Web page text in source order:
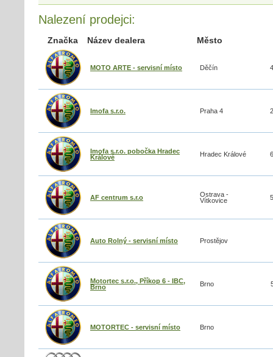
Nalezení prodejci:
Značka Název dealera Město
MOTO ARTE - servisní místo Děčín
Imofa s.r.o. Praha 4
Imofa s.r.o. pobočka Hradec
Králové
Hradec Králové
AF centrum s.r.o
Ostrava -
Vítkovice
Auto Rolný - servisní místo Prostějov
Motortec s.r.o., Příkop 6 - IBC,
Brno
Brno
MOTORTEC - servisní místo Brno